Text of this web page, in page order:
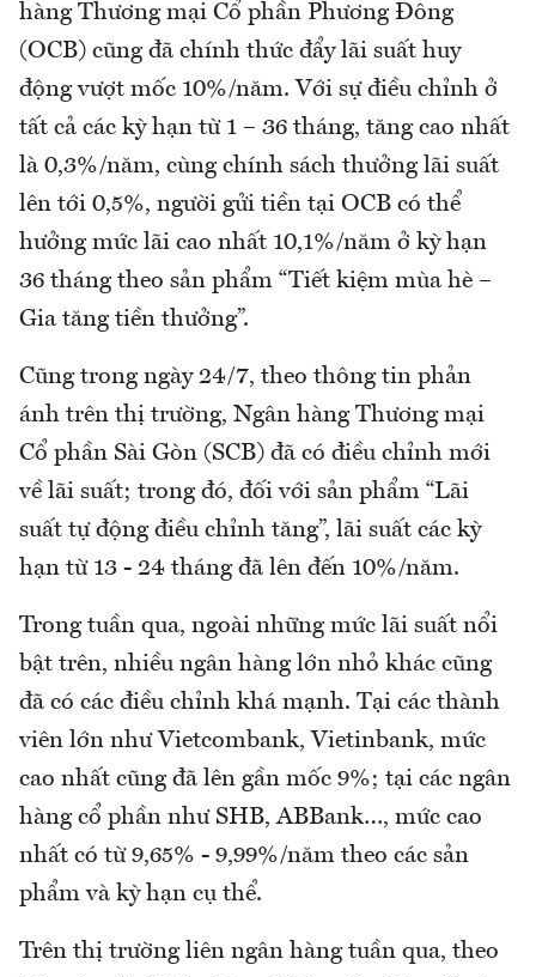
hàng Thương mại Cổ phần Phương Đông
(OCB) cũng đã chính thức đẩy lãi suất huy
động vượt mốc 10%/năm. Với sự điều chỉnh ở
tất cả các kỳ hạn từ 1 – 36 tháng, tăng cao nhất
là 0,3%/năm, cùng chính sách thưởng lãi suất
lên tới 0,5%, người gửi tiền tại OCB có thể
hưởng mức lãi cao nhất 10,1%/năm ở kỳ hạn
36 tháng theo sản phẩm “Tiết kiệm mùa hè –
Gia tăng tiền thưởng”.
Cũng trong ngày 24/7, theo thông tin phản
ánh trên thị trường, Ngân hàng Thương mại
Cổ phần Sài Gòn (SCB) đã có điều chỉnh mới
về lãi suất; trong đó, đối với sản phẩm “Lãi
suất tự động điều chỉnh tăng”, lãi suất các kỳ
hạn từ 13 - 24 tháng đã lên đến 10%/năm.
Trong tuần qua, ngoài những mức lãi suất nổi
bật trên, nhiều ngân hàng lớn nhỏ khác cũng
đã có các điều chỉnh khá mạnh. Tại các thành
viên lớn như Vietcombank, Vietinbank, mức
cao nhất cũng đã lên gần mốc 9%; tại các ngân
hàng cổ phần như SHB, ABBank…, mức cao
nhất có từ 9,65% - 9,99%/năm theo các sản
phẩm và kỳ hạn cụ thể.
Trên thị trường liên ngân hàng tuần qua, theo